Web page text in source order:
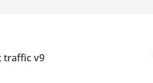
traffic v9